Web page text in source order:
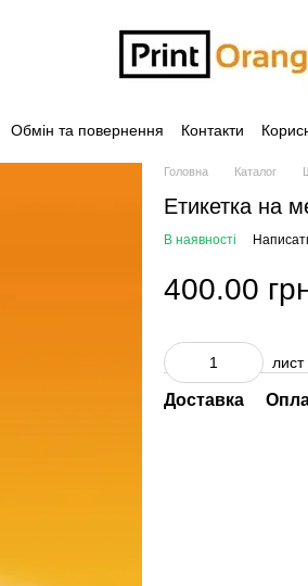
Обмін та повернення Контакти
Головна Каталог
Етикетка на
В наявності
400.00
лист
Доставка